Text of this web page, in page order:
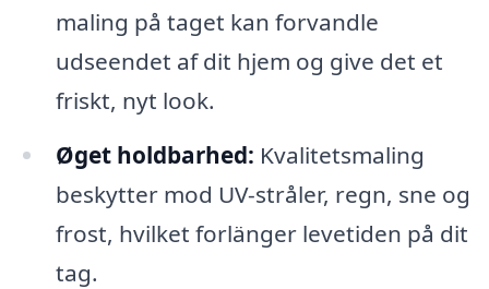
maling på taget kan forvandle
udseendet af dit hjem og give det et
friskt, nyt look.
Øget holdbarhed: Kvalitetsmaling
beskytter mod UV-stråler, regn, sne og
frost, hvilket forlänger levetiden på dit
tag.